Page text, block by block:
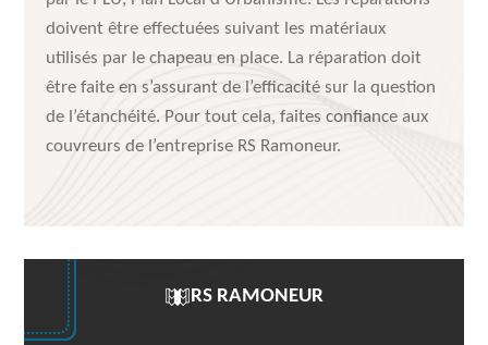
doivent être effectuées suivant les matériaux
utilisés par le chapeau en place. La réparation doit
être faite en s’assurant de l’efficacité sur la question
de l’étanchéité. Pour tout cela, faites confiance aux
couvreurs de l’entreprise RS Ramoneur.
RS RAMONEUR